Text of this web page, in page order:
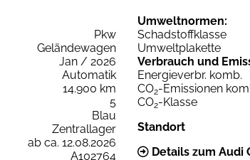
Pkw
Geländewagen
Jan / 2026
Automatik
14.900 km
5
Blau
Zentrallager
ab ca. 12.08.2026
A102764
Umweltnormen:
Schadstoffklasse
Umweltplakette
Verbrauch und
Energieverbr. komb.
CO2-Emissionen
CO2-Klasse
Standort
Details zum Audi